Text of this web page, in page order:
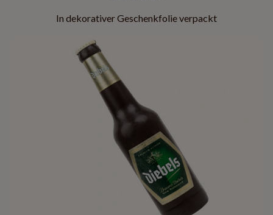
In dekorativer Geschenkfolie verpackt